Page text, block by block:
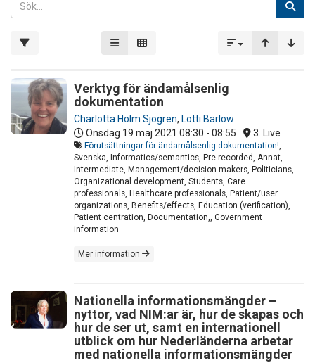
Verktyg för ändamålsenlig
dokumentation
Charlotta Holm Sjögren, Lotti Barlow
Onsdag 19 maj 2021 08:30 - 08:55 3. Live
Förutsättningar för ändamålsenlig dokumentation!,
Svenska, Informatics/semantics, Pre-recorded, Annat,
Intermediate, Management/decision makers, Politicians,
Organizational development, Students, Care
professionals, Healthcare professionals, Patient/user
organizations, Benefits/effects, Education (verification),
Patient centration, Documentation,, Government
information
Mer information
Nationella informationsmängder –
nyttor, vad NIM:ar är, hur de skapas och
hur de ser ut, samt en internationell
utblick om hur Nederländerna arbetar
med nationella informationsmängder